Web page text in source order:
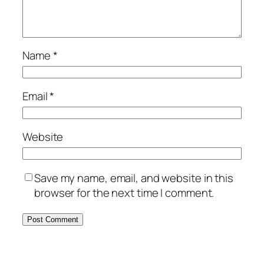
Name*
Email*
Website
Save my name, email, and website in this
browser for the next time I comment.